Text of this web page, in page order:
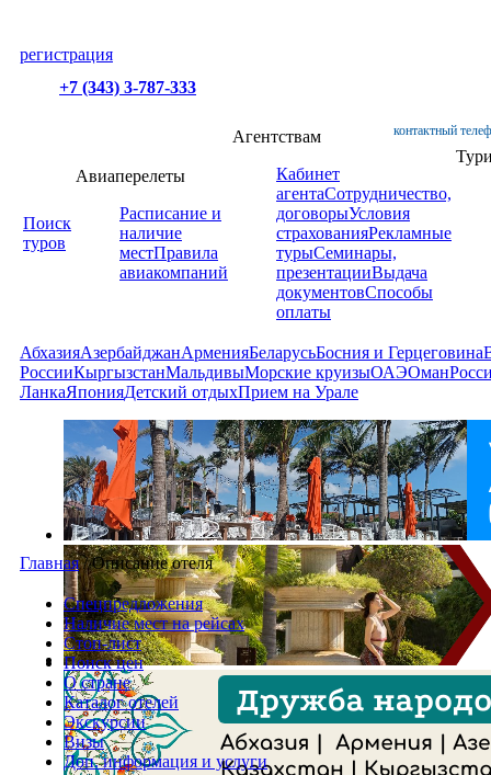
регистрация
+7 (343) 3-787-333
контактный
Поиск
туров
Авиаперелеты
Расписание и
наличие
местПравила
авиакомпаний
Агентствам
Кабинет
агентаСотрудничество,
договорыУсловия
страхованияРекламные
турыСеминары,
презентацииВыдача
документовСпособы
оплаты
АбхазияАзербайджанАрменияБеларусьБосния и Герцеговина
РоссииКыргызстанМальдивыМорские круизыОАЭОман
ЛанкаЯпонияДетский отдыхПрием на Урале
Главная /Описание отеля
Спецпредложения
Наличие мест на рейсах
Стоп-лист
Поиск цен
О стране
Каталог отелей
Экскурсии
Визы
Доп. информация и услуги